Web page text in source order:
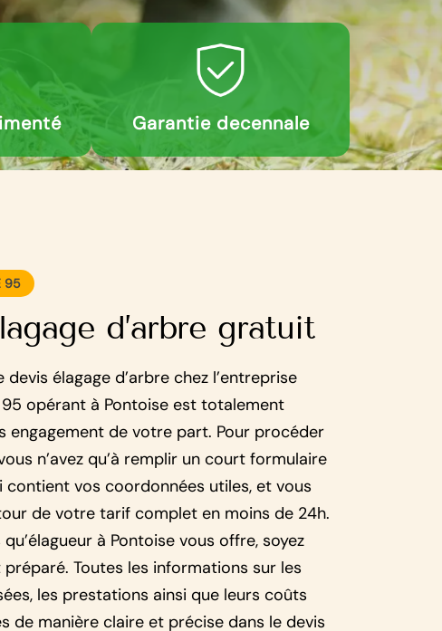
Garantie decennale
95
d’arbre gratuit
devis élagage d’arbre chez l’entreprise
95 opérant à Pontoise est totalement
engagement de votre part. Pour procéder
n’avez qu’à remplir un court formulaire
contient vos coordonnées utiles, et vous
de votre tarif complet en moins de 24h.
à Pontoise vous offre, soyez
Toutes les informations sur les
les prestations ainsi que leurs coûts
de manière claire et précise dans le devis